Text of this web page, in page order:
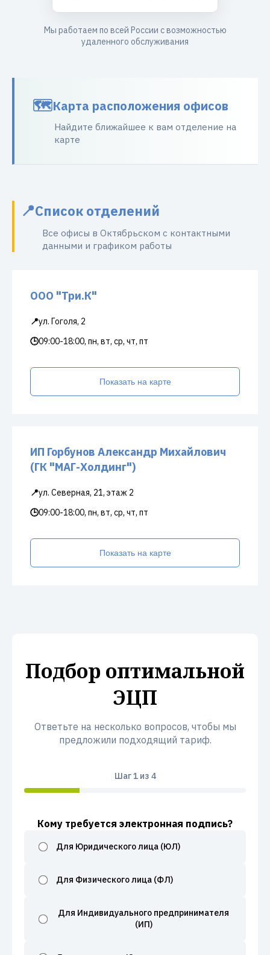
Мы работаем по всей России с возможностью
удаленного обслуживания
Карта расположения офисов
Найдите ближайшее к вам отделение на
карте
Список отделений
Все офисы в Октябрьском с контактными
данными и графиком работы
ООО "Три.К"
📍ул. Гоголя, 2
🕒09:00-18:00, пн, вт, ср, чт, пт
Показать на карте
ИП Горбунов Александр Михайлович
(ГК "МАГ-Холдинг")
📍ул. Северная, 21, этаж 2
🕒09:00-18:00, пн, вт, ср, чт, пт
Показать на карте
Подбор оптимальной
ЭЦП
Ответьте на несколько вопросов, чтобы мы
предложили подходящий тариф.
Шаг1из 4
Кому требуется электронная подпись?
Для Юридического лица (ЮЛ)
Для Физического лица (ФЛ)
Для Индивидуального предпринимателя
(ИП)